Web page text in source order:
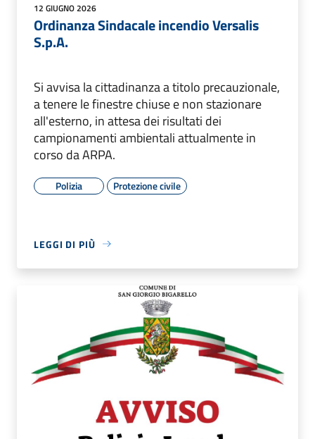
12 GIUGNO 2026
Ordinanza Sindacale incendio Versalis
S.p.A.
Si avvisa la cittadinanza a titolo precauzionale,
a tenere le finestre chiuse e non stazionare
all'esterno, in attesa dei risultati dei
campionamenti ambientali attualmente in
corso da ARPA.
Polizia Protezione civile
LEGGI DI PIÙ